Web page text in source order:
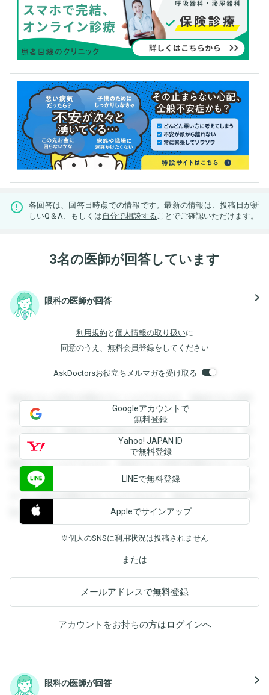
各回答は、回答日時点での情報です。最新の情報は、投稿日が新
しいQ＆A、もしくは自分で相談する ことでご確認いただけます。
3名の医師が回答しています
眼科の医師が回答 navigate_next
利用規約 と 個人情報の取り扱いに
同意のうえ、無料会員登録をしてください
AskDoctorsお役立ちメルマガを受け取る
登録すると回答を閲覧することができます。登録すると回答
を閲覧することができます。登録すると回答を閲覧すること
ができます。登録すると回答を閲覧することができます。登
録すると回答を閲覧することができます。登録すると回答を
閲覧することができます。登録すると回答を閲覧することが
できます。登録すると回答を閲覧することができます。登録
すると回答を閲覧することができます。登録すると回答を閲
覧することができます。
Googleアカウントで
無料登録
Yahoo! JAPAN ID
で無料登録
LINEで無料登録
Appleでサインアップ
※個人のSNSに利用状況は投稿されません
または
メールアドレスで無料登録
アカウントをお持ちの方はログインへ
眼科の医師が回答 navigate_next